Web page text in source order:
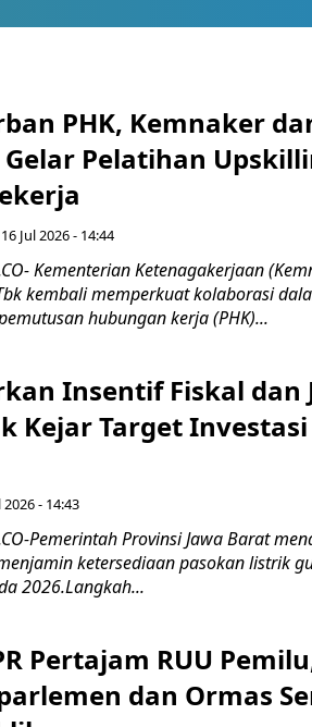
PHK, Kemnaker
Pelatihan
Jul 2026 - 14:44
Kementerian Ketenagakerjaan
kembali memperkuat kolaborasi
hubungan kerja (PHK)...
Insentif Fiskal dan
Kejar Target Investasi
2026 - 14:43
Pemerintah Provinsi Jawa Barat
ketersediaan pasokan listrik
2026.Langkah...
Pertajam RUU
dan Ormas